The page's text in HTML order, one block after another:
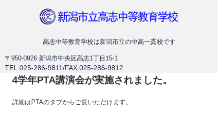
新潟市立高志中等教育学校
高志中等教育学校は新潟市立の中高一貫校です
〒950-0926 新潟市中央区高志1丁目15-1
TEL.025-286-9811/FAX.025-286-9812
4学年PTA講演会が実施されました。
詳細はPTAのタブからご覧いただけます。